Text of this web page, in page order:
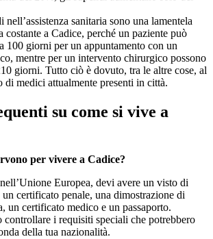
nell’assistenza sanitaria sono una lamentela
costante a Cadice, perché un paziente può
100 giorni per un appuntamento con un
mentre per un intervento chirurgico possono
giorni. Tutto ciò è dovuto, tra le altre cose, al
di medici attualmente presenti in città.
su come si vive a
per vivere a Cadice?
Europea, devi avere un visto di
certificato penale, una dimostrazione di
un certificato medico e un passaporto.
controllare i requisiti speciali che potrebbero
della tua nazionalità.